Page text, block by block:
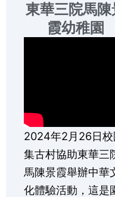
東華三院馬陳
霞幼稚園
2024年2月26日校
集古村協助東華三
馬陳景霞舉辦中華
化體驗活動，這是